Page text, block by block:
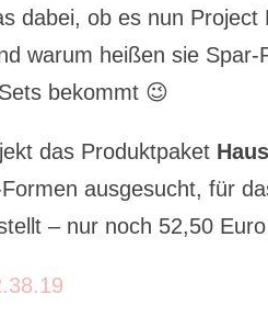
dabei, ob es nun Project
warum heißen sie Spar-
bekommt 😉
das Produktpaket
ausgesucht, für
– nur noch 52,50